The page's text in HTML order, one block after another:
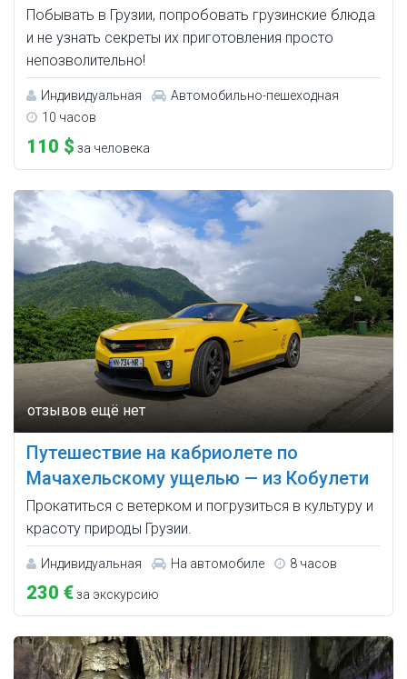
Побывать в Грузии, попробовать грузинские блюда
и не узнать секреты их приготовления просто
непозволительно!
Индивидуальная
Автомобильно-пешеходная
10 часов
110 $ за человека
Путешествие на кабриолете по
Мачахельскому ущелью — из Кобулети
Прокатиться с ветерком и погрузиться в культуру и
красоту природы Грузии.
Индивидуальная На автомобиле 8 часов
230 €за экскурсию